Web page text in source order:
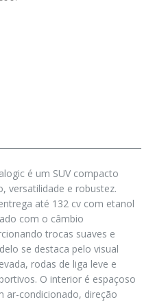
é um SUV compacto
versatilidade e robustez.
até 132 cv com etanol
com o câmbio
trocas suaves e
se destaca pelo visual
rodas de liga leve e
O interior é espaçoso
ar-condicionado, direção